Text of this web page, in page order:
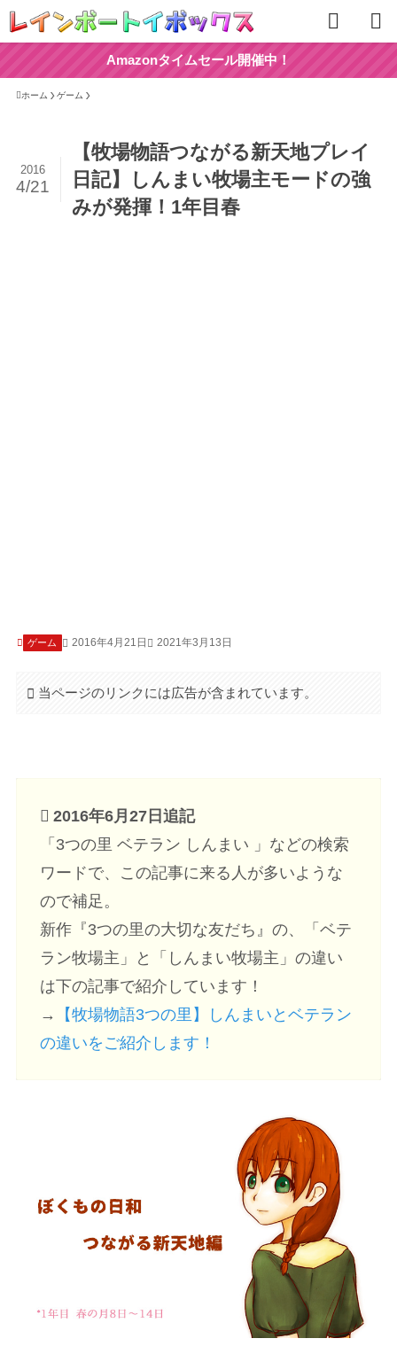
Amazonタイムセール開催中！
ホーム ゲーム
【牧場物語つながる新天地プレイ
日記】しんまい牧場主モードの強
みが発揮！1年目春
2016
4/21
ゲーム 2016年4月21日 2021年3月13日
当ページのリンクには広告が含まれています。
2016年6月27日追記
「3つの里 ベテラン しんまい 」などの検索
ワードで、この記事に来る人が多いような
ので補足。
新作『3つの里の大切な友だち』の、「ベテ
ラン牧場主」と「しんまい牧場主」の違い
は下の記事で紹介しています！
→
【牧場物語3つの里】しんまいとベテラン
の違いをご紹介します！